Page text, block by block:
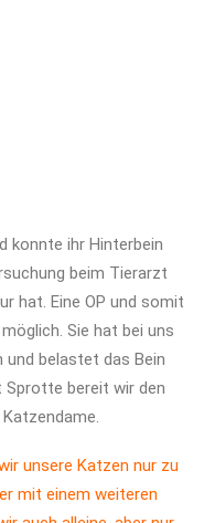
konnte ihr Hinterbein
beim Tierarzt
hat. Eine OP und somit
Sie hat bei uns
und belastet das Bein
bereit wir den
unsere Katzen nur zu
mit einem weiteren